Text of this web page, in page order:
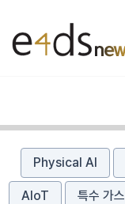
Physical AI
AIoT 특수 가스